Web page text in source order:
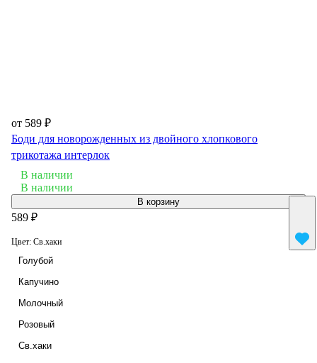
от 589 ₽
Боди для новорожденных из двойного хлопкового
трикотажа интерлок
В наличии
В наличии
В корзину
589 ₽
Цвет: Св.хаки
Голубой
Капучино
Молочный
Розовый
Св.хаки